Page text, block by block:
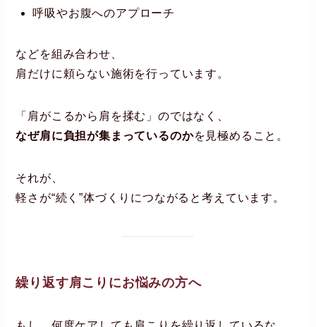
呼吸やお腹へのアプローチ
などを組み合わせ、
肩だけに頼らない施術を行っています。
「肩がこるから肩を揉む」のではなく、
なぜ肩に負担が集まっているのかを見極めること。
それが、
軽さが“続く”体づくりにつながると考えています。
繰り返す肩こりにお悩みの方へ